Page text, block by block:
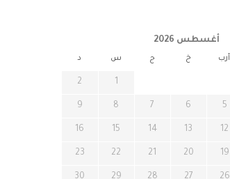
أغسطس 2026
أرب خ ج س د
1
2
5
6
7
8
9
12
13
14
15
16
19
20
21
22
23